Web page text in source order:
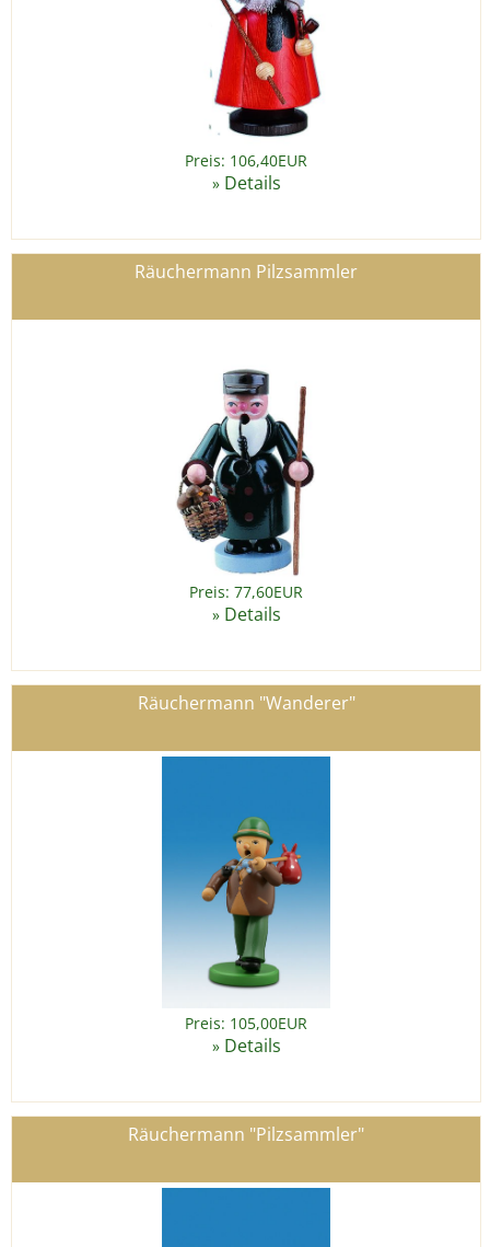
Preis: 106,40EUR
» Details
Räuchermann Pilzsammler
Preis: 77,60EUR
» Details
Räuchermann "Wanderer"
Preis: 105,00EUR
» Details
Räuchermann "Pilzsammler"